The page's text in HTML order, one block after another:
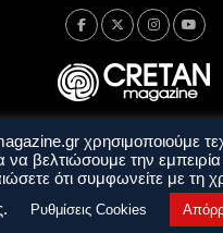
Πολιτική Απορρήτου
Όροι και Προϋποθέσεις
χρησιμοποιούμε
να βελτιώσουμε την
ότι συμφωνείτε με τη
Ρυθμίσεις Cookies